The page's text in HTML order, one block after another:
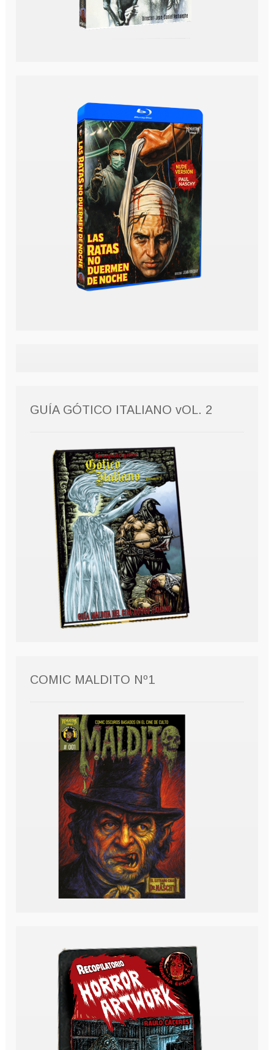
GUÍA GÓTICO ITALIANO vOL. 2
COMIC MALDITO Nº1